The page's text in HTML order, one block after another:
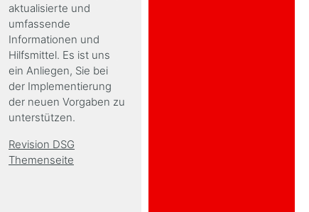
aktualisierte und
umfassende
Informationen und
Hilfsmittel. Es ist uns
ein Anliegen, Sie bei
der Implementierung
der neuen Vorgaben zu
unterstützen.
Revision DSG
Themenseite